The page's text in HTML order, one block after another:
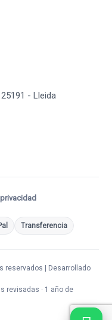
- Lleida
Transferencia
reservados | Desarrollado
revisadas · 1 año de